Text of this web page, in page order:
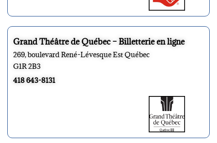
Grand Théâtre de Québec – Billetterie en ligne
269, boulevard René-Lévesque Est Québec
G1R 2B3
418 643-8131